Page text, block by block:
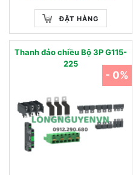
ĐẶT HÀNG
Thanh đảo chiều Bộ 3P G115-
225
- 0%